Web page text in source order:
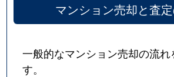
マンション売却と査
一般的なマンション売却の流れ
す。